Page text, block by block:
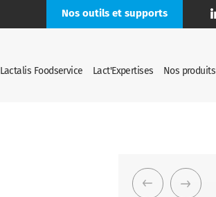
Nos outils et supports
Lactalis Foodservice Lact'Expertises Nos produits